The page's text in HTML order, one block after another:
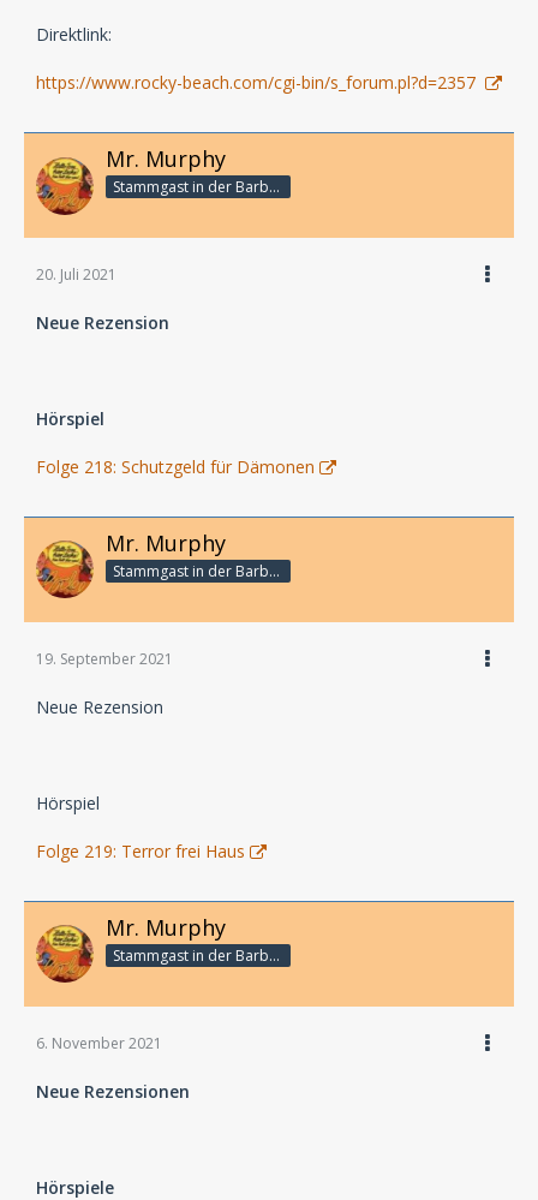
Direktlink:
https://www.rocky-beach.com/cgi-bin/s_forum.pl?d=2357
Mr. Murphy
Stammgast in der Barbarabar
20. Juli 2021
Neue Rezension
Hörspiel
Folge 218: Schutzgeld für Dämonen
Mr. Murphy
Stammgast in der Barbarabar
19. September 2021
Neue Rezension
Hörspiel
Folge 219: Terror frei Haus
Mr. Murphy
Stammgast in der Barbarabar
6. November 2021
Neue Rezensionen
Hörspiele